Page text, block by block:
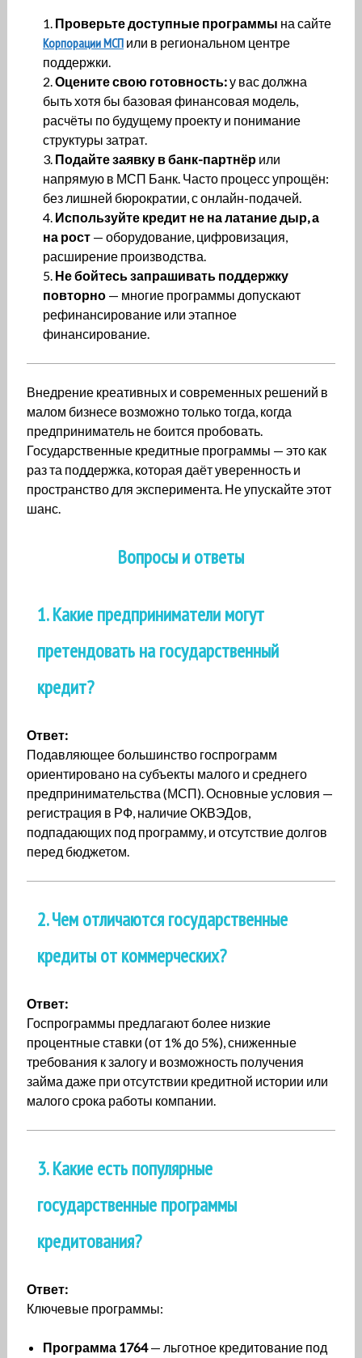
Проверьте доступные программы на сайте
Корпорации МСПили в региональном центре
поддержки.
Оцените свою готовность:у вас должна
быть хотя бы базовая финансовая модель,
расчёты по будущему проекту и понимание
структуры затрат.
Подайте заявку в банк-партнёрили
напрямую в МСП Банк. Часто процесс упрощён:
без лишней бюрократии, с онлайн-подачей.
Используйте кредит не на латание дыр, а
на рост— оборудование, цифровизация,
расширение производства.
Не бойтесь запрашивать поддержку
повторно— многие программы допускают
рефинансирование или этапное
финансирование.
Внедрение креативных и современных решений в
малом бизнесе возможно только тогда, когда
предприниматель не боится пробовать.
Государственные кредитные программы — это как
раз та поддержка, которая даёт уверенность и
пространство для эксперимента. Не упускайте этот
шанс.
Вопросы и ответы
1. Какие предприниматели могут
претендовать на государственный
кредит?
Ответ:
Подавляющее большинство госпрограмм
ориентировано на субъекты малого и среднего
предпринимательства (МСП). Основные условия —
регистрация в РФ, наличие ОКВЭДов,
подпадающих под программу, и отсутствие долгов
перед бюджетом.
2. Чем отличаются государственные
кредиты от коммерческих?
Ответ:
Госпрограммы предлагают более низкие
процентные ставки (от 1% до 5%), сниженные
требования к залогу и возможность получения
займа даже при отсутствии кредитной истории или
малого срока работы компании.
3. Какие есть популярные
государственные программы
кредитования?
Ответ:
Ключевые программы:
Программа 1764— льготное кредитование под